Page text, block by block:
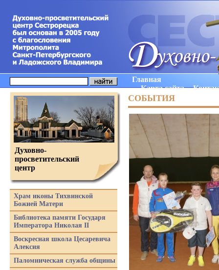
Главная
Карта сайта
СОБЫТИЯ
Духовно-
просветительский
центр
Храм иконы Тихвинской
Божией Матери
Библиотека памяти Государя
Императора Николая II
Воскресная школа Цесаревича
Алексия
Паломническая служба общины